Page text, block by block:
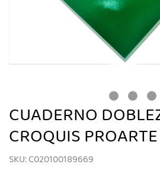
CUADERNO
CROQUIS PROARTE
SKU: C020100189669